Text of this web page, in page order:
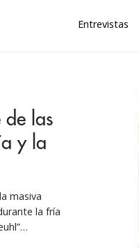
Entrevistas
de las
y la
masiva
la fría